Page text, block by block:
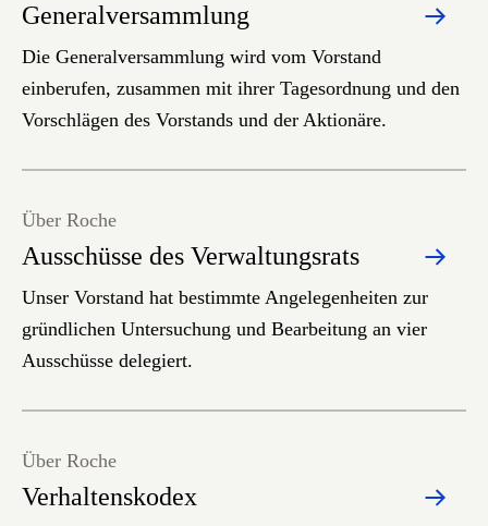
Generalversammlung
Die Generalversammlung wird vom Vorstand
einberufen, zusammen mit ihrer Tagesordnung und den
Vorschlägen des Vorstands und der Aktionäre.
Ausschüsse des Verwaltungsrats
Über Roche
Unser Vorstand hat bestimmte Angelegenheiten zur
gründlichen Untersuchung und Bearbeitung an vier
Ausschüsse delegiert.
Verhaltenskodex
Über Roche